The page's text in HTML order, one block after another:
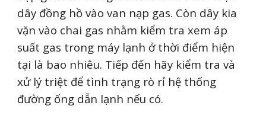
dây đồng hồ vào van nạp gas. Còn dây kia
vặn vào chai gas nhằm kiểm tra xem áp
suất gas trong máy lạnh ở thời điểm hiện
tại là bao nhiêu. Tiếp đến hãy kiểm tra và
xử lý triệt để tình trạng rò rỉ hệ thống
đường ống dẫn lạnh nếu có.